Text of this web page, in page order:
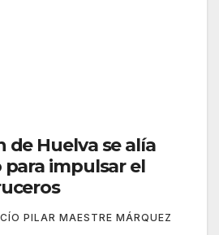
de Huelva se alía
impulsar el
PILAR MAESTRE MÁRQUEZ